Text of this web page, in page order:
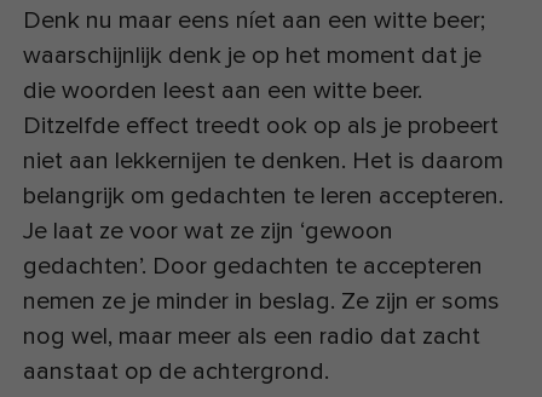
Denk nu maar eens níet aan een witte beer;
waarschijnlijk denk je op het moment dat je
die woorden leest aan een witte beer.
Ditzelfde effect treedt ook op als je probeert
niet aan lekkernijen te denken. Het is daarom
belangrijk om gedachten te leren accepteren.
Je laat ze voor wat ze zijn ‘gewoon
gedachten’. Door gedachten te accepteren
nemen ze je minder in beslag. Ze zijn er soms
nog wel, maar meer als een radio dat zacht
aanstaat op de achtergrond.